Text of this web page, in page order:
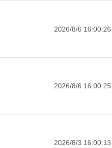
2026/8/6 16:00:26
2026/8/6 16:00:25
2026/8/3 16:00:13